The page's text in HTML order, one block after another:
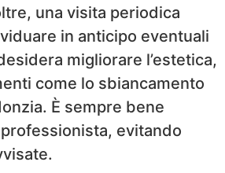
una visita periodica
in anticipo eventuali
migliorare l’estetica,
come lo sbiancamento
È sempre bene
evitando